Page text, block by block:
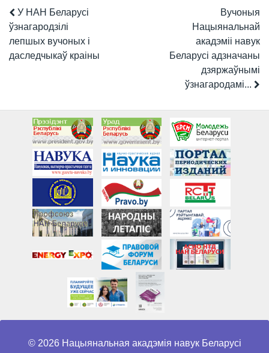
У НАН Беларусі
ўзнагародзілі
лепшых вучоных і
даследчыкаў краіны
Вучоныя
Нацыянальнай
акадэміі навук
Беларусі адзначаны
дзяржаўнымі
ўзнагародамі...
© 2026 Нацыянальная акадэмія навук Беларусі